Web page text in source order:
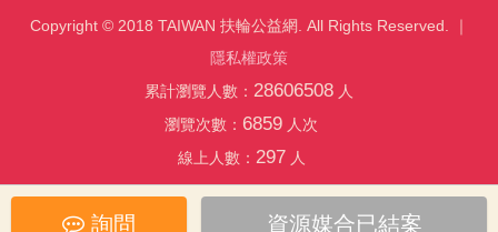
詢問 資源媒合已結案
Copyright © 2018 TAIWAN 扶輪公益網. All Rights Reserved. ｜
隱私權政策
累計瀏覽人數： 28606508 人
瀏覽次數： 6859 人次
線上人數： 297人